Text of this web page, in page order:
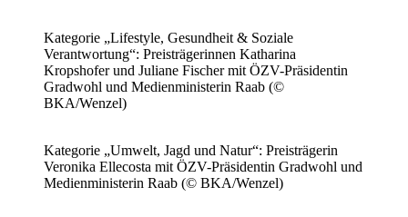
Kategorie „Lifestyle, Gesundheit & Soziale
Verantwortung“: Preisträgerinnen Katharina
Kropshofer und Juliane Fischer mit ÖZV-Präsidentin
Gradwohl und Medienministerin Raab (©
BKA/Wenzel)
Kategorie „Umwelt, Jagd und Natur“: Preisträgerin
Veronika Ellecosta mit ÖZV-Präsidentin Gradwohl und
Medienministerin Raab (© BKA/Wenzel)